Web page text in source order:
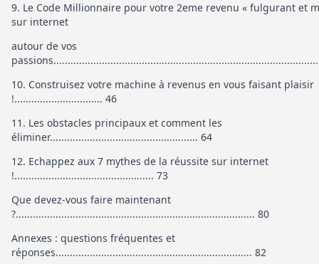
9. Le Code Millionnaire pour votre 2eme revenu « fulgurant et
sur internet
autour de vos
10. Construisez votre machine à revenus en vous faisant plaisir
!............................... 46
11. Les obstacles principaux et comment les
éliminer.................................................... 64
12. Echappez aux 7 mythes de la réussite sur internet
!................................................. 73
Que devez-vous faire maintenant
?.................................................................................... 80
Annexes : questions fréquentes et
réponses..................................................................... 82